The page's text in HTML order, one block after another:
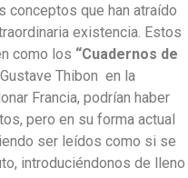
conceptos que han atraído
existencia. Estos
como los “Cuadernos de
Thibon en la
Francia, podrían haber
pero en su forma actual
ser leídos como si se
introduciéndonos de lleno